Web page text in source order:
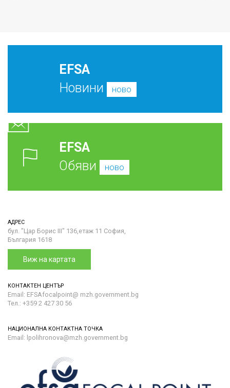
EFSA
Новини
ново
EFSA
Обяви
ново
АДРЕС
бул. "Цар Борис III" 136,етаж 11 София,
България 1618
Виж на картата
КОНТАКТЕН ЦЕНТЪР
Email: EFSAfocalpoint@ mzh.government.bg
Тел.: +359 2 427 30 56
НАЦИОНАЛНА КОНТАКТНА ТОЧКА
Email: lpolihronova@mzh.government.bg